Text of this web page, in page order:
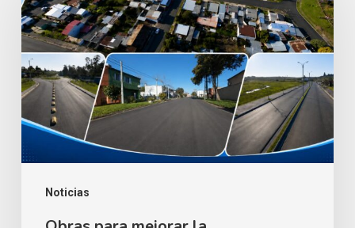
Noticias
mejorar
la
infraestructura
vial
y
acompañar
el
desarrollo